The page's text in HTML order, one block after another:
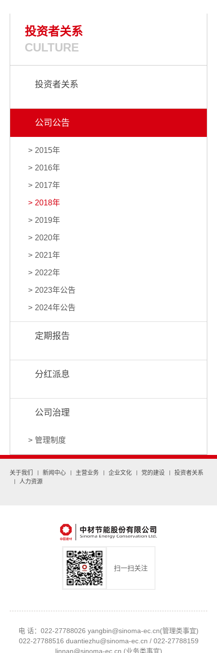
投资者关系
CULTURE
投资者关系
公司公告
2015年
2016年
2017年
2018年
2019年
2020年
2021年
2022年
2023年公告
2024年公告
定期报告
分红派息
公司治理
管理制度
关于我们 新闻中心 主营业务 企业文化 党的建设
投资者关系
人力资源
扫一扫关注
电 话：022-27788026 yangbin@sinoma-ec.cn(管理类事宜)
022-27788516 duantiezhu@sinoma-ec.cn / 022-27788159
linnan@sinoma-ec.cn (业务类事宜)